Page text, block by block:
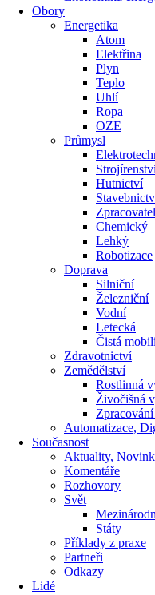
Obory
Energetika
Atom
Elektřina
Plyn
Teplo
Uhlí
Ropa
OZE
Průmysl
Hutnictví
Chemický
Lehký
Robotizace
Doprava
Silniční
Železniční
Vodní
Letecká
Čistá
Zdravotnictví
Zemědělství
Rostlinná
Živočišná
Automatizace,
Současnost
Aktuality,
Komentáře
Rozhovory
Svět
Státy
Příklady z praxe
Partneři
Odkazy
Lidé